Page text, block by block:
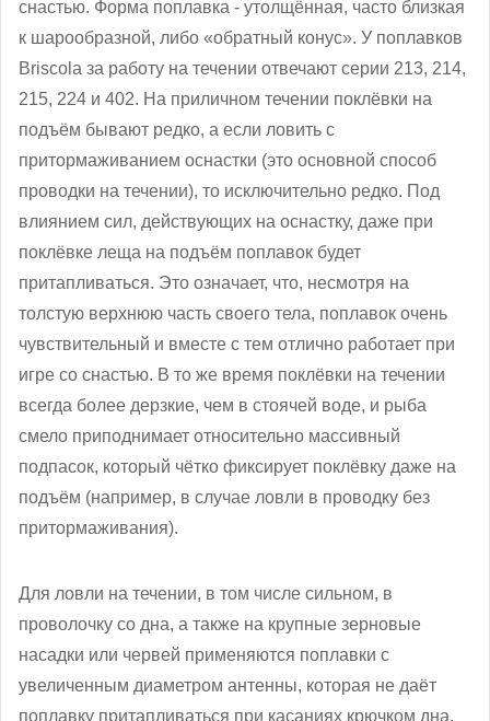
снастью. Форма поплавка - утолщённая, часто близкая
к шарообразной, либо «обратный конус». У поплавков
Briscola за работу на течении отвечают серии 213, 214,
215, 224 и 402. На приличном течении поклёвки на
подъём бывают редко, а если ловить с
притормаживанием оснастки (это основной способ
проводки на течении), то исключительно редко. Под
влиянием сил, действующих на оснастку, даже при
поклёвке леща на подъём поплавок будет
притапливаться. Это означает, что, несмотря на
толстую верхнюю часть своего тела, поплавок очень
чувствительный и вместе с тем отлично работает при
игре со снастью. В то же время поклёвки на течении
всегда более дерзкие, чем в стоячей воде, и рыба
смело приподнимает относительно массивный
подпасок, который чётко фиксирует поклёвку даже на
подъём (например, в случае ловли в проводку без
притормаживания).
Для ловли на течении, в том числе сильном, в
проволочку со дна, а также на крупные зерновые
насадки или червей применяются поплавки с
увеличенным диаметром антенны, которая не даёт
поплавку притапливаться при касаниях крючком дна.